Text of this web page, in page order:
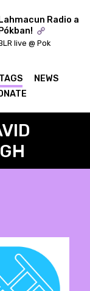
Lahmacun Radio a
Pókban!
live @ Pok
TAGS
NEWS